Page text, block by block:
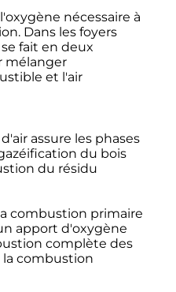
nécessaire à
Dans les foyers
fait en deux
mélanger
et l'air
assure les phases
du bois
du résidu
combustion primaire
apport d'oxygène
complète des
la combustion